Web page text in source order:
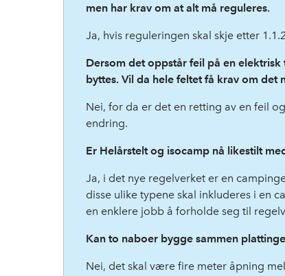
men har krav om at alt må reguleres.
Ja, hvis reguleringen skal skje etter
Dersom det oppstår feil på en
byttes. Vil da hele feltet få krav om det
Nei, for da er det en retting av en feil
endring.
Er Helårstelt og isocamp nå likestilt
Ja, i det nye regelverket er en
disse ulike typene skal inkluderes i en
en enklere jobb å forholde seg til
Kan to naboer bygge sammen
Nei, det skal være fire meter åpning